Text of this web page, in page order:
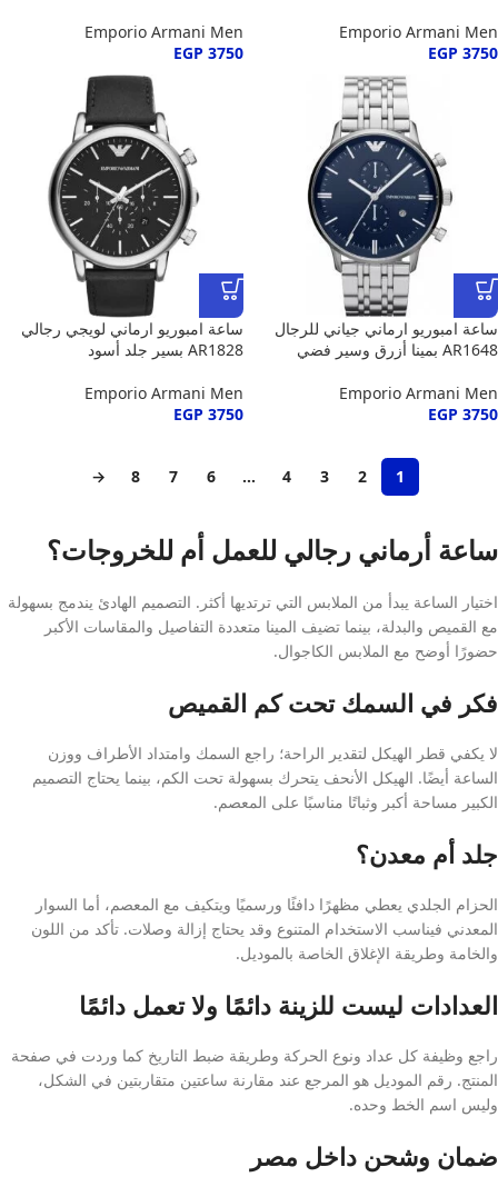
Emporio Armani Men
EGP 3750
Emporio Armani Men
EGP 3750
ساعة امبوريو ارماني جياني للرجال
AR1648 بمينا أزرق وسير فضي
Emporio Armani Men
EGP 3750
ساعة امبوريو ارماني لويجي رجالي
AR1828 بسير جلد أسود
Emporio Armani Men
EGP 3750
1
2
3
4
…
6
7
8
→
ساعة أرماني رجالي للعمل أم للخروجات؟
اختيار الساعة يبدأ من الملابس التي ترتديها أكثر. التصميم الهادئ يندمج بسهولة
مع القميص والبدلة، بينما تضيف المينا متعددة التفاصيل والمقاسات الأكبر
حضورًا أوضح مع الملابس الكاجوال.
فكر في السمك تحت كم القميص
لا يكفي قطر الهيكل لتقدير الراحة؛ راجع السمك وامتداد الأطراف ووزن
الساعة أيضًا. الهيكل الأنحف يتحرك بسهولة تحت الكم، بينما يحتاج التصميم
الكبير مساحة أكبر وثباتًا مناسبًا على المعصم.
جلد أم معدن؟
الحزام الجلدي يعطي مظهرًا دافئًا ورسميًا ويتكيف مع المعصم، أما السوار
المعدني فيناسب الاستخدام المتنوع وقد يحتاج إزالة وصلات. تأكد من اللون
والخامة وطريقة الإغلاق الخاصة بالموديل.
العدادات ليست للزينة دائمًا ولا تعمل دائمًا
راجع وظيفة كل عداد ونوع الحركة وطريقة ضبط التاريخ كما وردت في صفحة
المنتج. رقم الموديل هو المرجع عند مقارنة ساعتين متقاربتين في الشكل،
وليس اسم الخط وحده.
ضمان وشحن داخل مصر